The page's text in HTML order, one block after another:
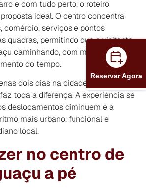
e com tudo perto, o roteiro
ideal.O centro concentra
comércio, serviços e pontos
quadras, permitindo que o visitante
caminhando, com mais liberdade
do tempo.
dois dias na cidade, escolher o
toda a diferença. A experiência se
deslocamentos diminuem e a
mais urbano, funcional e
local.
no centro de
a pé
Reservar Agora